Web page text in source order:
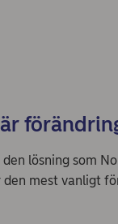
lösning som
mest vanligt